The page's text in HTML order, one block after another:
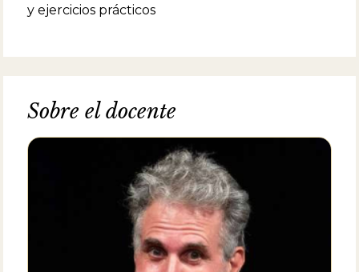
y ejercicios prácticos
Sobre el docente